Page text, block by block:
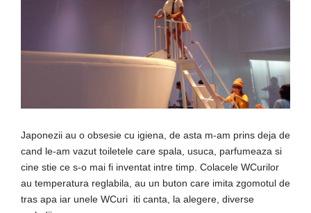
Japonezii au o obsesie cu igiena, de asta m-am prins deja de
cand le-am vazut toiletele care spala, usuca, parfumeaza si
cine stie ce s-o mai fi inventat intre timp. Colacele WCurilor
au temperatura reglabila, au un buton care imita zgomotul de
tras apa iar unele WCuri iti canta, la alegere, diverse